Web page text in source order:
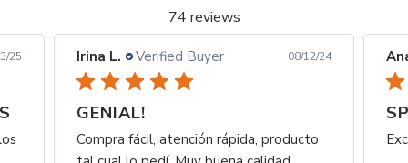
Jul
14
2025
74 reviews
25 Irina L. Verified Buyer 08/12/24
GENIAL!
Compra fácil, atención rápida, producto